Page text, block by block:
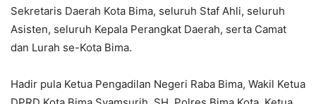
Sekretaris Daerah Kota Bima, seluruh Staf Ahli, seluruh
Asisten, seluruh Kepala Perangkat Daerah, serta Camat
dan Lurah se-Kota Bima.
Hadir pula Ketua Pengadilan Negeri Raba Bima, Wakil Ketua